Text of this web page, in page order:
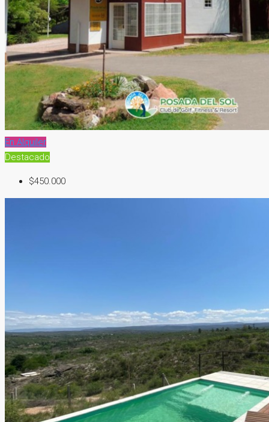
En Alquiler
Destacado
$450.000